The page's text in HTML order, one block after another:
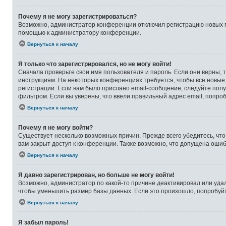
Почему я не могу зарегистрироваться?
Возможно, администратор конференции отключил регистрацию новых
помощью к администратору конференции.
Вернуться к началу
Я только что зарегистрировался, но не могу войти!
Сначала проверьте свои имя пользователя и пароль. Если они
инструкциям. На некоторых конференциях требуется, чтобы все
регистрации. Если вам было прислано email-сообщение, следуйте
фильтром. Если вы уверены, что ввели правильный адрес email,
Вернуться к началу
Почему я не могу войти?
Существует несколько возможных причин. Прежде всего убедитесь,
вам закрыт доступ к конференции. Также возможно, что допущена
Вернуться к началу
Я давно зарегистрирован, но больше не могу войти!
Возможно, администратор по какой-то причине деактивировал или
чтобы уменьшить размер базы данных. Если это произошло,
Вернуться к началу
Я забыл пароль!